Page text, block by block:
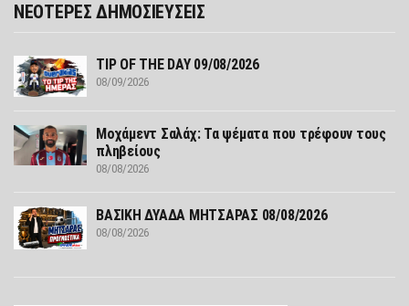
ΝΕΟΤΕΡΕΣ ΔΗΜΟΣΙΕΥΣΕΙΣ
TIP OF THE DAY 09/08/2026
08/09/2026
Μοχάμεντ Σαλάχ: Τα ψέματα που τρέφουν τους
πληβείους
08/08/2026
ΒΑΣΙΚΗ ΔΥΑΔΑ ΜΗΤΣΑΡΑΣ 08/08/2026
08/08/2026